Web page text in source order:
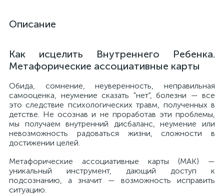
Описание
Как исцелить Внутреннего Ребенка.
Метафорические ассоциативные карты
Обида, сомнение, неуверенность, неправильная
самооценка, неумение сказать "нет", болезни — все
это следствие психологических травм, полученных в
детстве. Не осознав и не проработав эти проблемы,
мы получаем внутренний дисбаланс, неумение или
невозможность радоваться жизни, сложности в
достижении целей.
Метафорические ассоциативные карты (МАК) —
уникальный инструмент, дающий доступ к
подсознанию, а значит — возможность исправить
ситуацию.